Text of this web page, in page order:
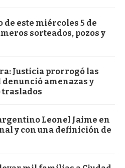
de este miércoles 5 de
sorteados, pozos y
Justicia prorrogó las
denunció amenazas y
traslados
Leonel Jaime en
y con una definición de